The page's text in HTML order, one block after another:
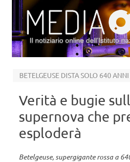
Il notiziario online dell’Istituto
BETELGEUSE DISTA SOLO 640
Verità e bugie
supernova che
esploderà
Betelgeuse, supergigante rossa a